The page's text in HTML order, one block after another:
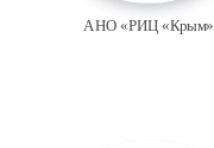
АНО «РИЦ «Крым»